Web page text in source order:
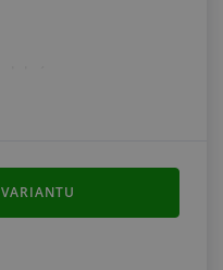
odolný